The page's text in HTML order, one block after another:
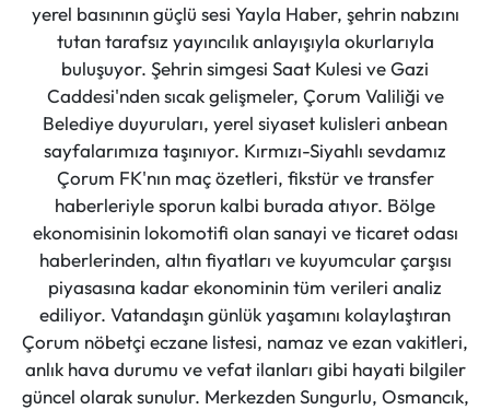
yerel basınının güçlü sesi Yayla Haber, şehrin nabzını
tutan tarafsız yayıncılık anlayışıyla okurlarıyla
buluşuyor. Şehrin simgesi Saat Kulesi ve Gazi
Caddesi'nden sıcak gelişmeler, Çorum Valiliği ve
Belediye duyuruları, yerel siyaset kulisleri anbean
sayfalarımıza taşınıyor. Kırmızı-Siyahlı sevdamız
Çorum FK'nın maç özetleri, fikstür ve transfer
haberleriyle sporun kalbi burada atıyor. Bölge
ekonomisinin lokomotifi olan sanayi ve ticaret odası
haberlerinden, altın fiyatları ve kuyumcular çarşısı
piyasasına kadar ekonominin tüm verileri analiz
ediliyor. Vatandaşın günlük yaşamını kolaylaştıran
Çorum nöbetçi eczane listesi, namaz ve ezan vakitleri,
anlık hava durumu ve vefat ilanları gibi hayati bilgiler
güncel olarak sunulur. Merkezden Sungurlu, Osmancık,